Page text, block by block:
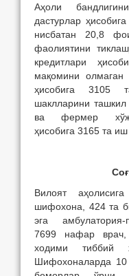
Аҳоли
дастурлар
нисбатан 20,8
фаолиятини
кредитлари
мақомини олмаган
ҳисобига 3105
шаклларини ташкил
ва фермер
ҳисобига 3165 та иш
Вилоят
шифохона, 424 та
эга амбулатория-
7699 нафар
ходими тиббий
Шифохоналарда 10